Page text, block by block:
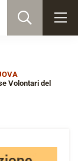
Volontari del